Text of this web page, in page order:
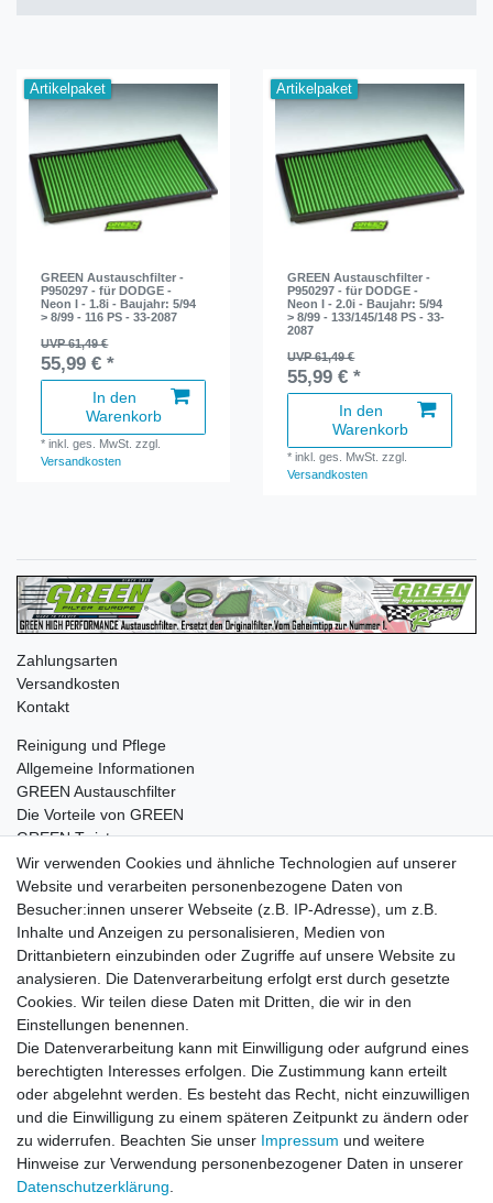
Artikelpaket
GREEN Austauschfilter -
P950297 - für DODGE -
Neon I - 1.8i - Baujahr: 5/94
> 8/99 - 116 PS - 33-2087
UVP 61,49 €
55,99 € *
In den
Warenkorb
*inkl. ges. MwSt. zzgl.
Versandkosten
Artikelpaket
GREEN Austauschfilter -
P950297 - für DODGE -
Neon I - 2.0i - Baujahr: 5/94
> 8/99 - 133/145/148 PS - 33-
2087
UVP 61,49 €
55,99 € *
In den
Warenkorb
*inkl. ges. MwSt. zzgl.
Versandkosten
Zahlungsarten
Versandkosten
Kontakt
Reinigung und Pflege
Allgemeine Informationen
GREEN Austauschfilter
Die Vorteile von GREEN
GREEN Twister
Impressum Daten­schutz­erklärung AGB
Barrierefreiheitserklärung Widerrufs­recht
Vertrag widerrufen Kontakt
© Copyright 2026 | Alle Rechte vorbehalten.
Wir verwenden Cookies und ähnliche Technologien auf unserer
Website und verarbeiten personenbezogene Daten von
Besucher:innen unserer Webseite (z.B. IP-Adresse), um z.B.
Inhalte und Anzeigen zu personalisieren, Medien von
Drittanbietern einzubinden oder Zugriffe auf unsere Website zu
analysieren. Die Datenverarbeitung erfolgt erst durch gesetzte
Cookies. Wir teilen diese Daten mit Dritten, die wir in den
Einstellungen benennen.
Die Datenverarbeitung kann mit Einwilligung oder aufgrund eines
berechtigten Interesses erfolgen. Die Zustimmung kann erteilt
oder abgelehnt werden. Es besteht das Recht, nicht einzuwilligen
und die Einwilligung zu einem späteren Zeitpunkt zu ändern oder
zu widerrufen. Beachten Sie unser Impressum und weitere
Hinweise zur Verwendung personenbezogener Daten in unserer
Daten­schutz­erklärung